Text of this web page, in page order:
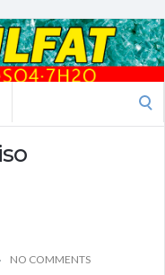
NO COMMENTS